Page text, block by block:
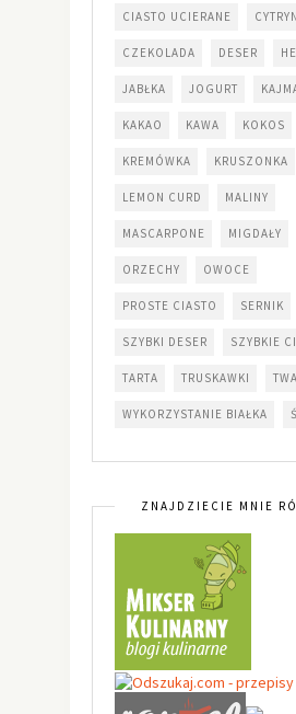
CIASTO UCIERANE
CZEKOLADA DESER
JABŁKA JOGURT
KAKAO KAWA KOKOS
KREMÓWKA KRUSZONKA
LEMON CURD MALINY
MASCARPONE MIGDAŁY
ORZECHY OWOCE
PROSTE CIASTO SERNIK
SZYBKI DESER SZYBKIE
TARTA TRUSKAWKI
WYKORZYSTANIE BIAŁKA
ZNAJDZIECIE MNIE